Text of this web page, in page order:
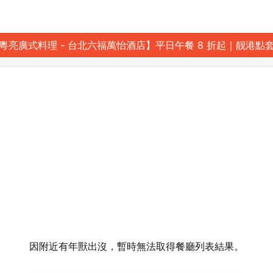
亮廣式料理 - 台北六福萬怡酒店】平日午餐 8 折起｜靓港點
因附近有年獸出沒，暫時無法取得餐廳列表結果。